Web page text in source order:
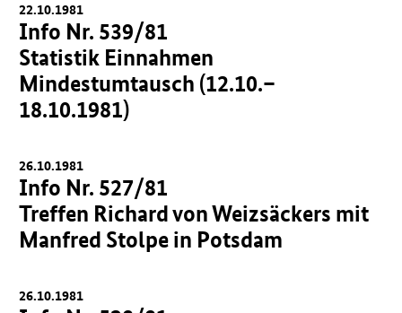
22.10.1981
Info Nr. 539/81
Statistik Einnahmen
Mindestumtausch (12.10.–
18.10.1981)
26.10.1981
Info Nr. 527/81
Treffen Richard von Weizsäckers mit
Manfred Stolpe in Potsdam
26.10.1981